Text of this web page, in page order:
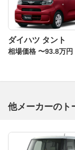
ダイハツ タント
相場価格 〜93.8万円
他メーカーのト